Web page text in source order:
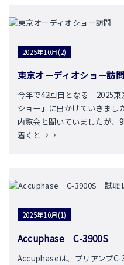
2025年10月(2)
東京オーディオショー訪問
今年で42回目となる「2025
ショー」に出かけていきまし
内覧会と聞いていましたが、
着くと→→
2025年10月(1)
Accuphase C-3900S
Accuphaseは、プリアンプ